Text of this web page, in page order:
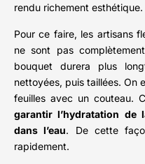
rendu richement esthétique.
Pour ce faire, les artisans
ne sont pas
bouquet durera plus
nettoyées, puis taillées. On
feuilles avec un couteau.
garantir l’hydratation de
dans l’eau. De cette
rapidement.